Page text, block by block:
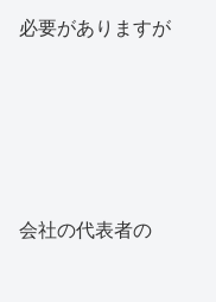
必要がありますが
会社の代表者の